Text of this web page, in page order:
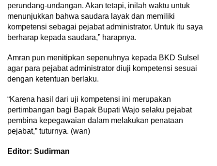
perundang-undangan. Akan tetapi, inilah waktu untuk
menunjukkan bahwa saudara layak dan memiliki
kompetensi sebagai pejabat administrator. Untuk itu saya
berharap kepada saudara,” harapnya.
Amran pun menitipkan sepenuhnya kepada BKD Sulsel
agar para pejabat administrator diuji kompetensi sesuai
dengan ketentuan berlaku.
“Karena hasil dari uji kompetensi ini merupakan
pertimbangan bagi Bapak Bupati Wajo selaku pejabat
pembina kepegawaian dalam melakukan penataan
pejabat,” tuturnya. (wan)
Editor: Sudirman